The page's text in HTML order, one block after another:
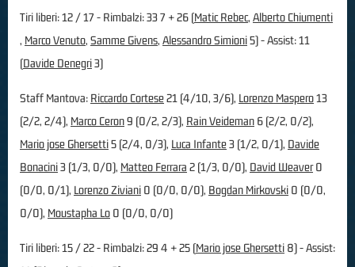
Tiri liberi: 12 / 17 - Rimbalzi: 33 7 + 26 (Matic Rebec, Alberto Chiumenti
, Marco Venuto, Samme Givens, Alessandro Simioni5) - Assist: 11
(Davide Denegri3)
Staff Mantova: Riccardo Cortese21 (4/10, 3/6), Lorenzo Maspero13
(2/2, 2/4), Marco Ceron9 (0/2, 2/3), Rain Veideman 6 (2/2, 0/2),
Mario jose Ghersetti5 (2/4, 0/3), Luca Infante3 (1/2, 0/1), Davide
Bonacini3 (1/3, 0/0), Matteo Ferrara 2 (1/3, 0/0), David Weaver0
(0/0, 0/1), Lorenzo Ziviani 0 (0/0, 0/0), Bogdan Mirkovski 0 (0/0,
0/0), Moustapha Lo 0 (0/0, 0/0)
Tiri liberi: 15 / 22 - Rimbalzi: 29 4 + 25 (Mario jose Ghersetti 8) - Assist: